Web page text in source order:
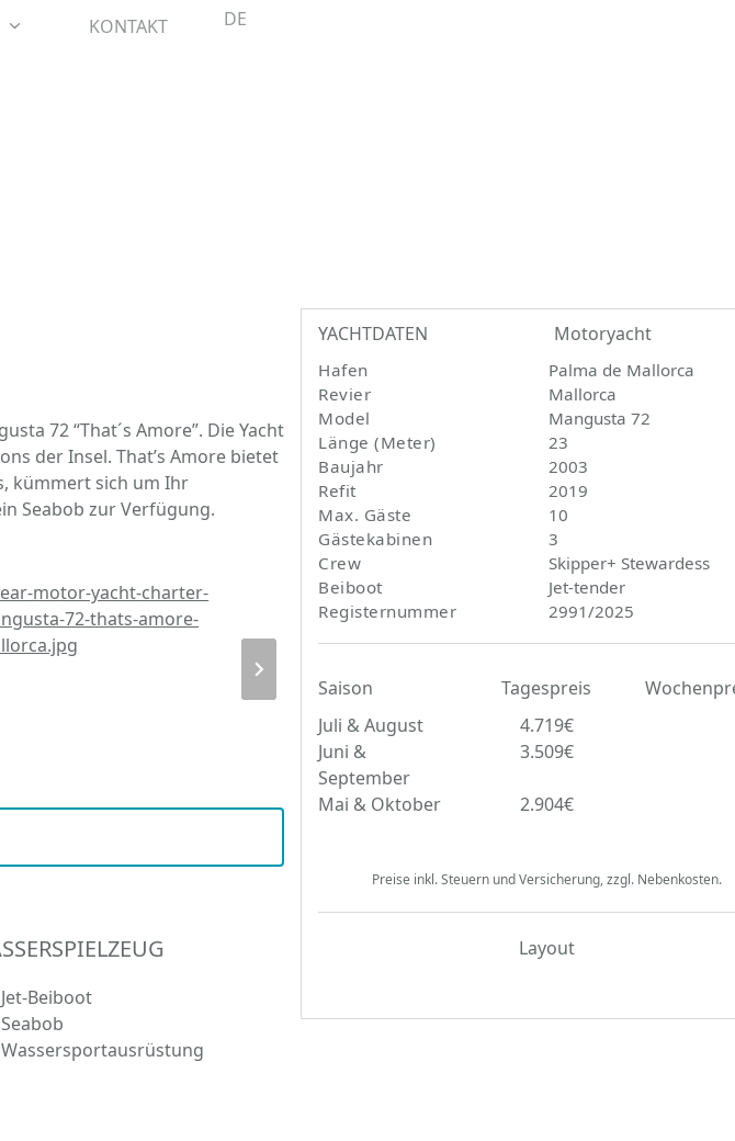
KONTAKT DE
72 “That´s Amore”. Die Yacht
der Insel. That’s Amore bietet
kümmert sich um Ihr
Seabob zur Verfügung.
Jet-Beiboot
Seabob
Wassersportausrüstung
YACHTDATEN Motoryacht
Hafen
Palma de Mallorca
Revier
Mallorca
Model
Mangusta 72
Länge (Meter)
23
Baujahr
2003
Refit
2019
Max. Gäste
10
Gästekabinen
3
Crew
Skipper+ Stewardess
Beiboot
Jet-tender
Registernummer
2991/2025
Saison Tagespreis
Juli & August
4.719€
Juni &
September
3.509€
Mai & Oktober 2.904€
Preise inkl. Steuern und Versicherung, zzgl. Nebenkosten.
Layout